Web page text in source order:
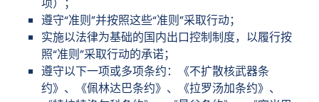
遵守“准则”并按照这些“准则”采取行动；
实施以法律为基础的国内出口控制制度，以履行按
照“准则”采取行动的承诺；
遵守以下一项或多项条约：《不扩散核武器条
约》、《佩林达巴条约》、《拉罗汤加条约》、